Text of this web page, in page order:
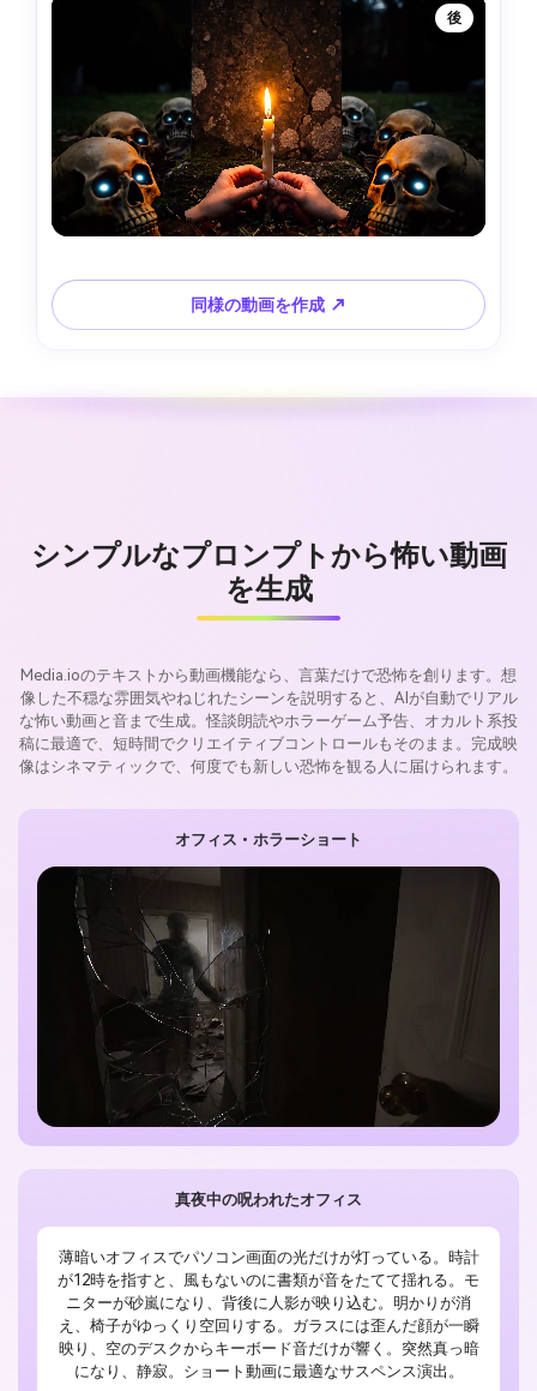
後
同様の動画を作成 ↗
シンプルなプロンプトから怖い動画
を生成
Media.ioのテキストから動画機能なら、言葉だけで恐怖を創ります。想
像した不穏な雰囲気やねじれたシーンを説明すると、AIが自動でリアル
な怖い動画と音まで生成。怪談朗読やホラーゲーム予告、オカルト系投
稿に最適で、短時間でクリエイティブコントロールもそのまま。完成映
像はシネマティックで、何度でも新しい恐怖を観る人に届けられます。
真夜中の呪われたオフィス
薄暗いオフィスでパソコン画面の光だけが灯っている。時計
が12時を指すと、風もないのに書類が音をたてて揺れる。モ
ニターが砂嵐になり、背後に人影が映り込む。明かりが消
え、椅子がゆっくり空回りする。ガラスには歪んだ顔が一瞬
映り、空のデスクからキーボード音だけが響く。突然真っ暗
になり、静寂。ショート動画に最適なサスペンス演出。
オフィス・ホラーショート